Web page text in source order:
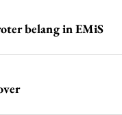
belang in EMiS